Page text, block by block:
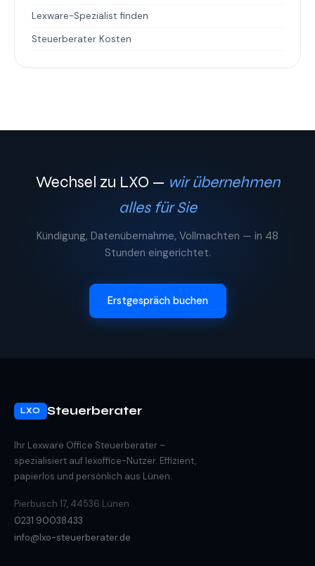
Lexware-Spezialist finden
Steuerberater Kosten
Wechsel zu LXO — wir übernehmen
alles für Sie
Kündigung, Datenübernahme, Vollmachten — in 48
Stunden eingerichtet.
Erstgespräch buchen
LXO Steuerberater
Ihr Lexware Office Steuerberater –
spezialisiert auf lexoffice-Nutzer. Effizient,
papierlos und persönlich aus Lünen.
Pierbusch 17, 44536 Lünen
0231 90038433
info@lxo-steuerberater.de